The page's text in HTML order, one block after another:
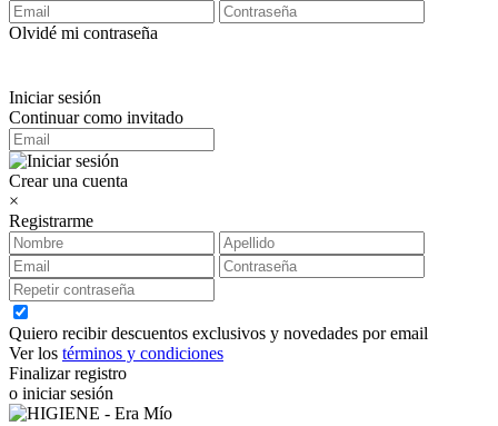
Olvidé mi contraseña
Iniciar sesión
Continuar como invitado
Crear una cuenta
×
Registrarme
Quiero recibir descuentos exclusivos y novedades por email
Ver los términos y condiciones
Finalizar registro
o iniciar sesión